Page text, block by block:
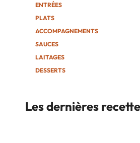
ENTRÉES
PLATS
ACCOMPAGNEMENTS
SAUCES
LAITAGES
DESSERTS
Les dernières